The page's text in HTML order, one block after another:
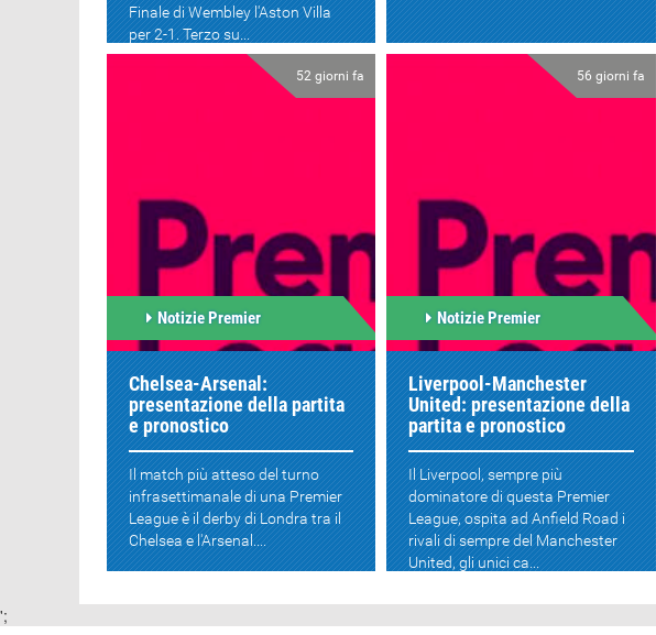
Finale di Wembley l'Aston Villa
per 2-1. Terzo su...
52 giorni fa
Notizie Premier
Chelsea-Arsenal:
presentazione della partita
e pronostico
Il match più atteso del turno
infrasettimanale di una Premier
League è il derby di Londra tra il
Chelsea e l'Arsenal....
56 giorni fa
Notizie Premier
Liverpool-Manchester
United: presentazione della
partita e pronostico
Il Liverpool, sempre più
dominatore di questa Premier
League, ospita ad Anfield Road i
rivali di sempre del Manchester
United, gli unici ca...
';